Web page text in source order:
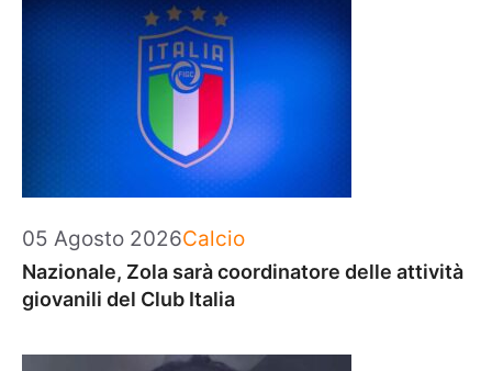
05 Agosto 2026Categorie
Calcio
Nazionale, Zola sarà coordinatore delle attività
giovanili del Club Italia